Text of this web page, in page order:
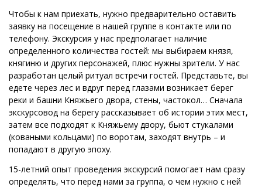
Чтобы к нам приехать, нужно предварительно оставить
заявку на посещение в нашей группе в контакте или по
телефону. Экскурсия у нас предполагает наличие
определенного количества гостей: мы выбираем князя,
княгиню и других персонажей, плюс нужны зрители. У нас
разработан целый ритуал встречи гостей. Представьте, вы
едете через лес и вдруг перед глазами возникает берег
реки и башни Княжьего двора, стены, частокол… Сначала
экскурсовод на берегу рассказывает об истории этих мест,
затем все подходят к Княжьему двору, бьют стукалами
(коваными кольцами) по воротам, заходят внутрь – и
попадают в другую эпоху.
15-летний опыт проведения экскурсий помогает нам сразу
определять, что перед нами за группа, о чем нужно с ней